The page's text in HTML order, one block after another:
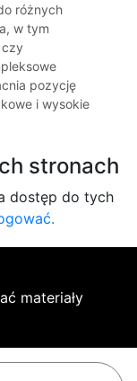
różnych
w tym
pozycję
i wysokie
stronach
dostęp do tych
materiały